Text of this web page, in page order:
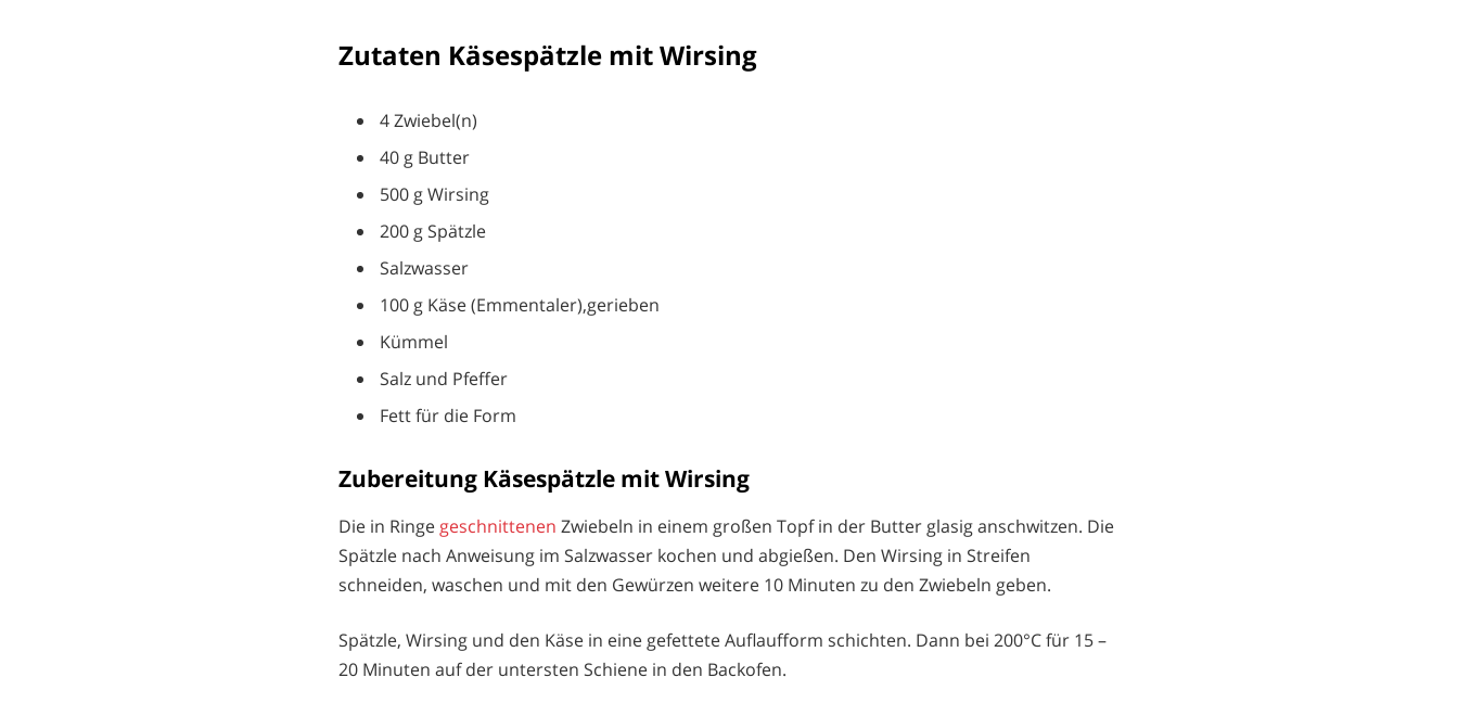
Zutaten Käsespätzle mit Wirsing
4 Zwiebel(n)
40 g Butter
500 g Wirsing
200 g Spätzle
Salzwasser
100 g Käse (Emmentaler),gerieben
Kümmel
Salz und Pfeffer
Fett für die Form
Zubereitung Käsespätzle mit Wirsing
Die in Ringe geschnittenen Zwiebeln in einem großen Topf in der Butter glasig anschwitzen. Die
Spätzle nach Anweisung im Salzwasser kochen und abgießen. Den Wirsing in Streifen
schneiden, waschen und mit den Gewürzen weitere 10 Minuten zu den Zwiebeln geben.
Spätzle, Wirsing und den Käse in eine gefettete Auflaufform schichten. Dann bei 200°C für 15 –
20 Minuten auf der untersten Schiene in den Backofen.